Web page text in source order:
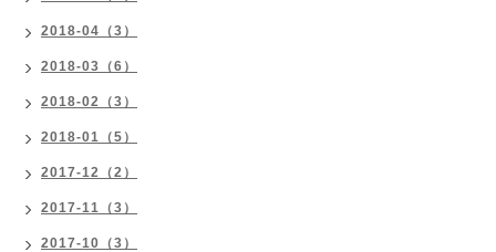
2018-04（3）
2018-03（6）
2018-02（3）
2018-01（5）
2017-12（2）
2017-11（3）
2017-10（3）